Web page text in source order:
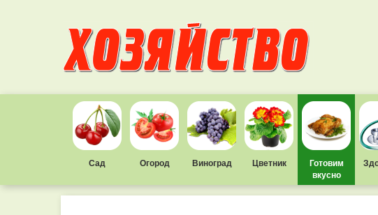
Сад Огород Виноград Цветник
Готовим
вкусно